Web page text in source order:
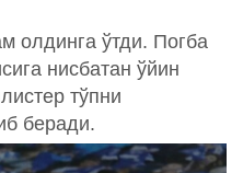
олдинга ўтди. Погба
нисбатан ўйин
тўпни
беради.